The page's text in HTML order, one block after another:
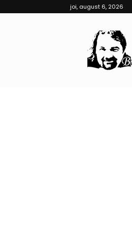
joi, august 6, 2026
Bucătar
de
Duminică